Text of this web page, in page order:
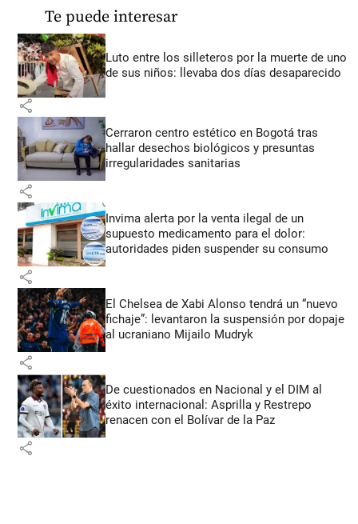
Te puede interesar
Luto entre los silleteros por la muerte de uno
de sus niños: llevaba dos días desaparecido
share
Cerraron centro estético en Bogotá tras
hallar desechos biológicos y presuntas
irregularidades sanitarias
share
Invima alerta por la venta ilegal de un
supuesto medicamento para el dolor:
autoridades piden suspender su consumo
share
El Chelsea de Xabi Alonso tendrá un “nuevo
fichaje”: levantaron la suspensión por dopaje
al ucraniano Mijailo Mudryk
share
De cuestionados en Nacional y el DIM al
éxito internacional: Asprilla y Restrepo
renacen con el Bolívar de la Paz
share